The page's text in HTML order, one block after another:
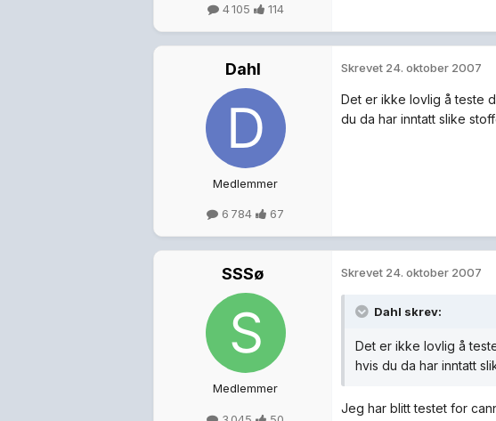
4 105 114
Dahl
Medlemmer
6 784 67
Skrevet 24. oktober 2007
Det er ikke lovlig å teste
du da har inntatt slike
SSSø
Medlemmer
Skrevet 24. oktober 2007
Dahl skrev:
Det er ikke lovlig å
hvis du da har inntatt
Jeg har blitt testet for